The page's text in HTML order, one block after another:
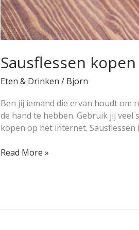
Sausflessen
Eten & Drinken / Bjorn
Ben jij iemand die ervan houdt om
de hand te hebben. Gebruik jij
kopen op het internet. Sausflessen
Read More »